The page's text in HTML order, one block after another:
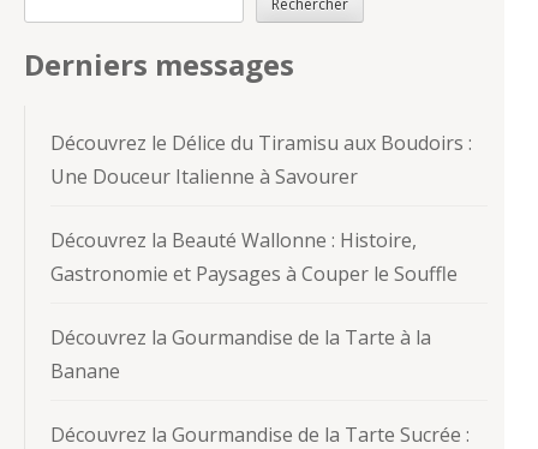
Derniers messages
Découvrez le Délice du Tiramisu aux Boudoirs :
Une Douceur Italienne à Savourer
Découvrez la Beauté Wallonne : Histoire,
Gastronomie et Paysages à Couper le Souffle
Découvrez la Gourmandise de la Tarte à la
Banane
Découvrez la Gourmandise de la Tarte Sucrée :